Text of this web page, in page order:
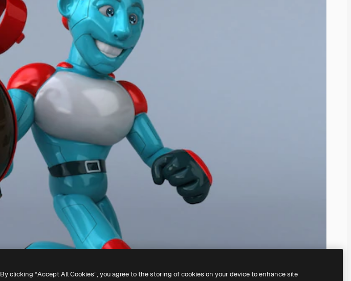
By clicking “Accept All Cookies”, you agree to the storing of cookies on your device to enhance site